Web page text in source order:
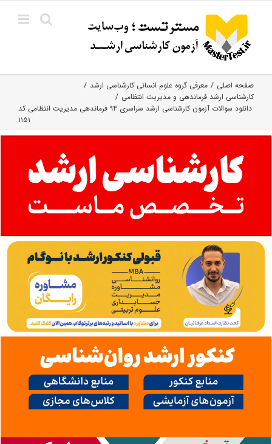
content
صفحه اصلی
معرفی گروه علوم انسانی کارشناسی ارشد
کارشناسی ارشد فرماندهی و مدیریت انتظامی
دانلود سوالات آزمون کارشناسی ارشد سراسری ۹۴ فرماندهی مدیریت انتظامی کد
۱۱۵۱